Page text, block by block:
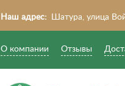
Наш адрес: Шатура, улица
О компании Отзывы